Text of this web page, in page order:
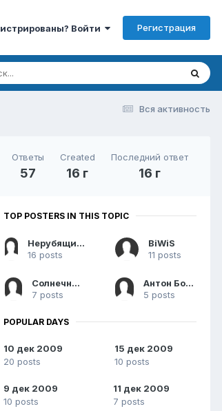
Войти Регистрация
Вся активность
Ответы
57
Created
16 г
Последний ответ
16 г
TOP POSTERS IN THIS TOPIC
Нерубящий инспектор
16 posts
BiWiS
11 posts
Солнечный КОТ
7 posts
Антон Богатов
5 posts
POPULAR DAYS
10 дек 2009
20 posts
15 дек 2009
10 posts
9 дек 2009
10 posts
11 дек 2009
7 posts